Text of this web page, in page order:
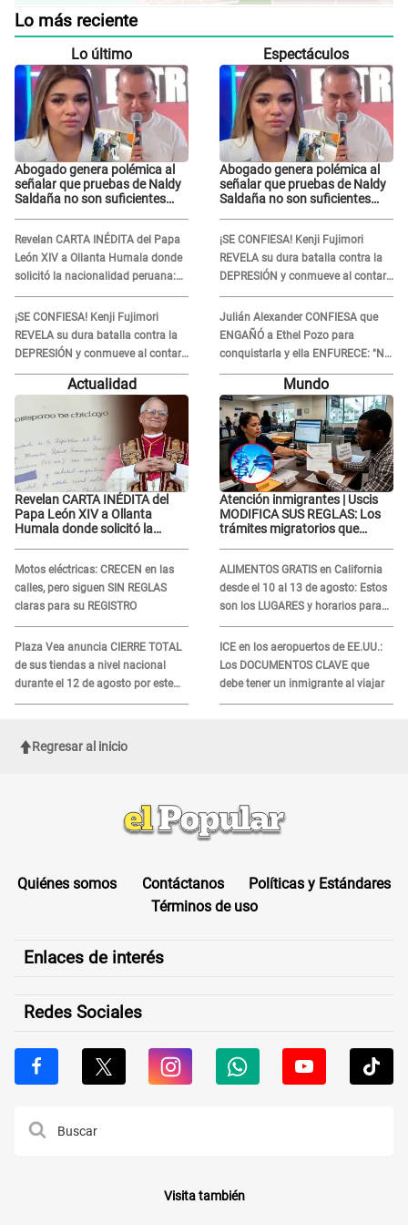
Lo más reciente
Lo último
Abogado genera polémica al
señalar que pruebas de Naldy
Saldaña no son suficientes
delito"
Revelan CARTA INÉDITA del Papa
León XIV a Ollanta Humala donde
solicitó la nacionalidad peruana:
"Durante toda..."
¡SE CONFIESA! Kenji Fujimori
REVELA su dura batalla contra la
DEPRESIÓN y conmueve al contar
qué hizo su esposa
Espectáculos
Abogado genera polémica al
señalar que pruebas de Naldy
Saldaña no son suficientes
delito"
¡SE CONFIESA! Kenji Fujimori
REVELA su dura batalla contra la
DEPRESIÓN y conmueve al contar
qué hizo su esposa
Julián Alexander CONFIESA que
ENGAÑÓ a Ethel Pozo para
conquistarla y ella ENFURECE: "No
te lo voy a perdonar nunca"
Actualidad
Revelan CARTA INÉDITA del
Papa León XIV a Ollanta
Humala donde solicitó la
Motos eléctricas: CRECEN en las
calles, pero siguen SIN REGLAS
claras para su REGISTRO
Plaza Vea anuncia CIERRE TOTAL
de sus tiendas a nivel nacional
durante el 12 de agosto por este
MOTIVO
Mundo
Atención inmigrantes | Uscis
MODIFICA SUS REGLAS: Los
trámites migratorios que
ALIMENTOS GRATIS en California
desde el 10 al 13 de agosto: Estos
son los LUGARES y horarios para
recibir la ayuda
ICE en los aeropuertos de EE.UU.:
Los DOCUMENTOS CLAVE que
debe tener un inmigrante al viajar
Regresar al inicio
Quiénes somos Contáctanos
Políticas y Estándares
Términos de uso
Enlaces de interés
Redes Sociales
Visita también